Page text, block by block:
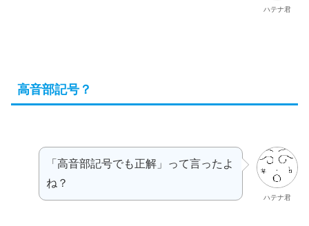
ハテナ君
高音部記号？
ハテナ君
「高音部記号でも正解」って言ったよ
ね？